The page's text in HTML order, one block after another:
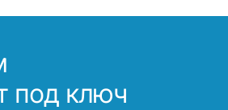
под ключ